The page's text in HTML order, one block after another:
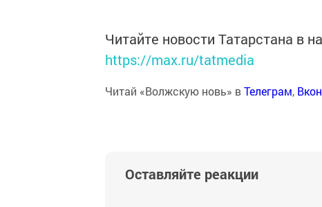
Читайте новости Татарстана в
https://max.ru/tatmedia
Читай «Волжскую новь» вТелеграм,
Оставляйте реакции